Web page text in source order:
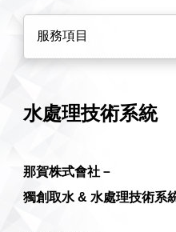
服務項目
水處理技術系統
那賀株式會社－
獨創取水 & 水處理技術系